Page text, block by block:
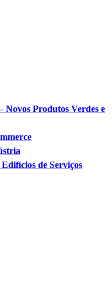
Novos Produtos Verdes e
de Serviços